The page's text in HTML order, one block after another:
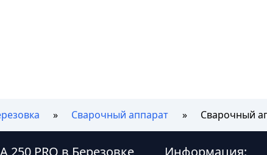
Сварочный аппарат Сварочный
PRO в Березовке
Информация: